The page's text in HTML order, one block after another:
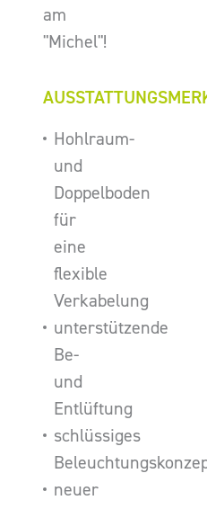
am
"Michel"!
Hohlraum-
und
Doppelboden
für
eine
flexible
Verkabelung
unterstützende
Be-
und
Entlüftung
schlüssiges
neuer